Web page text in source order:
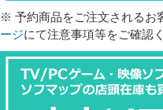
※ 予約商品をご注文されるお
ージにて注意事項等をご確認